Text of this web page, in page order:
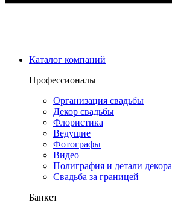
Каталог компаний
Профессионалы
Организация свадьбы
Декор свадьбы
Флористика
Ведущие
Фотографы
Видео
Полиграфия и детали декора
Свадьба за границей
Банкет